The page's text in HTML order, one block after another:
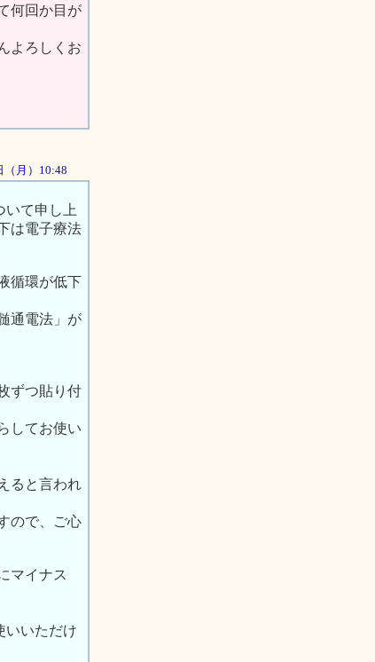
何回か目が
よろしくお
（月）10:48
いて申し上
は電子療法
循環が低下
通電法」が
ずつ貼り付
してお使い
ると言われ
ので、ご心
マイナス
いいただけ